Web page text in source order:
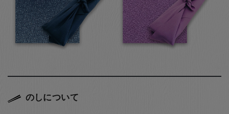
のしについて